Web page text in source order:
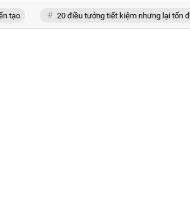
20 điều tưởng tiết kiệm nhưng lại tốn đống tiền